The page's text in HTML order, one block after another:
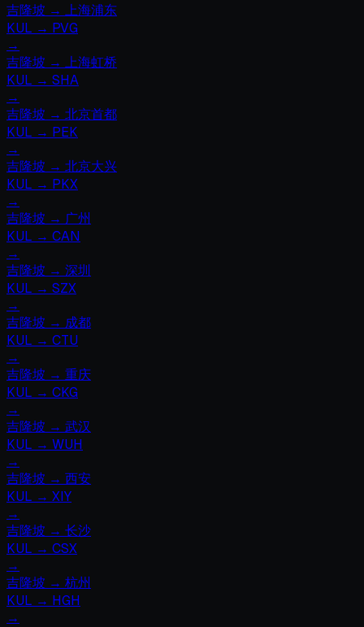
吉隆坡 → 上海浦东
KUL → PVG
→
吉隆坡 → 上海虹桥
KUL → SHA
→
吉隆坡 → 北京首都
KUL → PEK
→
吉隆坡 → 北京大兴
KUL → PKX
→
吉隆坡 → 广州
KUL → CAN
→
吉隆坡 → 深圳
KUL → SZX
→
吉隆坡 → 成都
KUL → CTU
→
吉隆坡 → 重庆
KUL → CKG
→
吉隆坡 → 武汉
KUL → WUH
→
吉隆坡 → 西安
KUL → XIY
→
吉隆坡 → 长沙
KUL → CSX
→
吉隆坡 → 杭州
KUL → HGH
→